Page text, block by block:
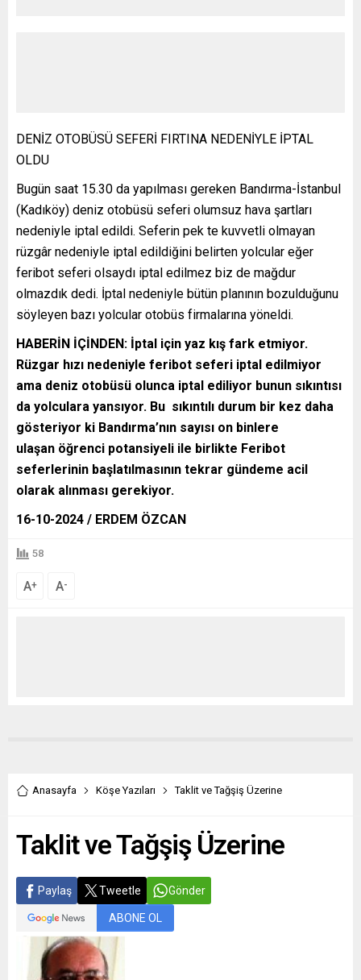
DENİZ OTOBÜSÜ SEFERİ FIRTINA NEDENİYLE İPTAL
OLDU
Bugün saat 15.30 da yapılması gereken Bandırma-İstanbul
(Kadıköy) deniz otobüsü seferi olumsuz hava şartları
nedeniyle iptal edildi. Seferin pek te kuvvetli olmayan
rüzgâr nedeniyle iptal edildiğini belirten yolcular eğer
feribot seferi olsaydı iptal edilmez biz de mağdur
olmazdık dedi. İptal nedeniyle bütün planının bozulduğunu
söyleyen bazı yolcular otobüs firmalarına yöneldi.
HABERİN İÇİNDEN: İptal için yaz kış fark etmiyor.
Rüzgar hızı nedeniyle feribot seferi iptal edilmiyor
ama deniz otobüsü olunca iptal ediliyor bunun sıkıntısı
da yolculara yansıyor. Bu sıkıntılı durum bir kez daha
gösteriyor ki Bandırma’nın sayısı on binlere
ulaşan öğrenci potansiyeli ile birlikte Feribot
seferlerinin başlatılmasının tekrar gündeme acil
olarak alınması gerekiyor.
16-10-2024 / ERDEM ÖZCAN
58
A+ A-
Anasayfa Köşe Yazıları Taklit ve Tağşiş Üzerine
Taklit ve Tağşiş Üzerine
Paylaş Tweetle Gönder
ABONE OL